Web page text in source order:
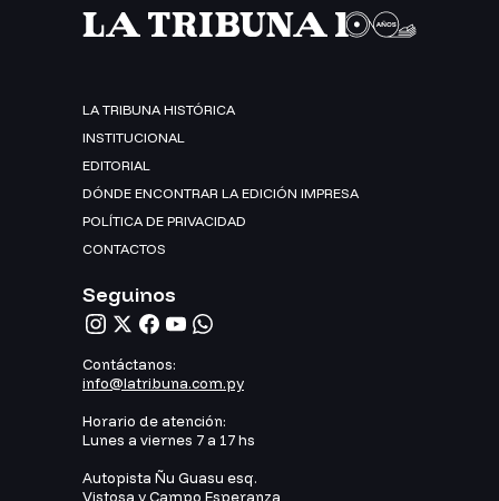
LA TRIBUNA HISTÓRICA
INSTITUCIONAL
EDITORIAL
DÓNDE ENCONTRAR LA EDICIÓN IMPRESA
POLÍTICA DE PRIVACIDAD
CONTACTOS
Seguinos
Contáctanos:
info@latribuna.com.py
Horario de atención:
Lunes a viernes 7 a 17 hs
Autopista Ñu Guasu esq.
Vistosa y Campo Esperanza